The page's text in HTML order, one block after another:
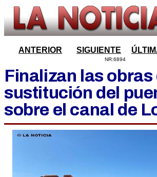
ANTERIOR SIGUIENTE
NR:6894
Finalizan las obras
sustitución del
sobre el canal de